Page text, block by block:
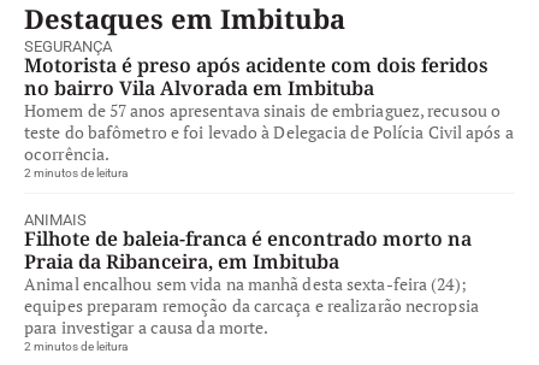
Destaques em Imbituba
SEGURANÇA
Motorista é preso após acidente com dois feridos
no bairro Vila Alvorada em Imbituba
Homem de 57 anos apresentava sinais de embriaguez, recusou o
teste do bafômetro e foi levado à Delegacia de Polícia Civil após a
ocorrência.
2 minutos de leitura
ANIMAIS
Filhote de baleia-franca é encontrado morto na
Praia da Ribanceira, em Imbituba
Animal encalhou sem vida na manhã desta sexta-feira (24);
equipes preparam remoção da carcaça e realizarão necropsia
para investigar a causa da morte.
2 minutos de leitura